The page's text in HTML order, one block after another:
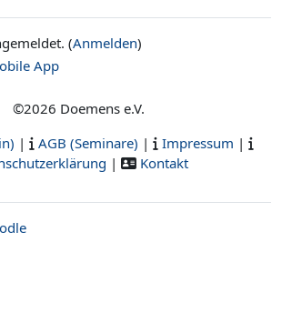
(Anmelden)
App
©2026 Doemens e.V.
| AGB (Seminare) | Impressum |
| Kontakt